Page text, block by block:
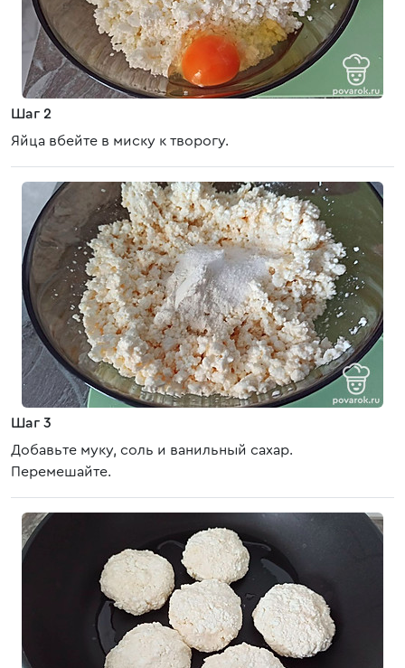
Шаг 2
Яйца вбейте в миску к творогу.
Шаг 3
Добавьте муку, соль и ванильный сахар.
Перемешайте.